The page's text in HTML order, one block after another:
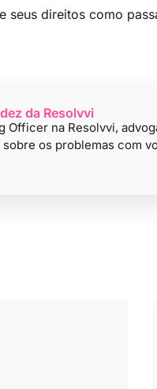
seus direitos como
da Resolvvi
Officer na Resolvvi,
sobre os problemas com